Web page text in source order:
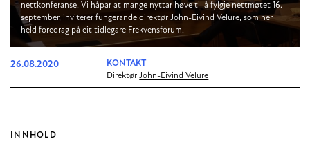
nettkonferanse. Vi håpar at mange nyttar høve til å fylgje nettmøtet 16.
september, inviterer fungerande direktør John-Eivind Velure, som her
held foredrag på eit tidlegare Frekvensforum.
26.08.2020
KONTAKT
Direktør John-Eivind Velure
INNHOLD